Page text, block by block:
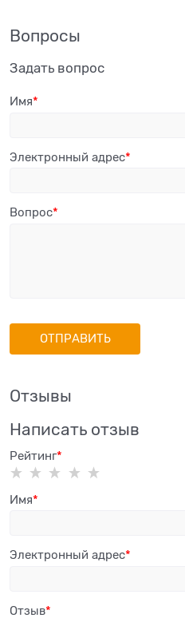
Вопросы
Задать вопрос
Имя
Электронный адрес
Вопрос
Отзывы
Написать отзыв
Рейтинг
Имя
Электронный адрес
Отзыв